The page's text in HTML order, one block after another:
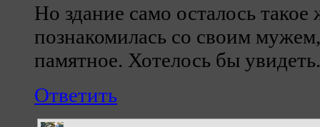
Но здание само осталось такое
познакомилась со своим
памятное. Хотелось бы увидеть.
Ответить